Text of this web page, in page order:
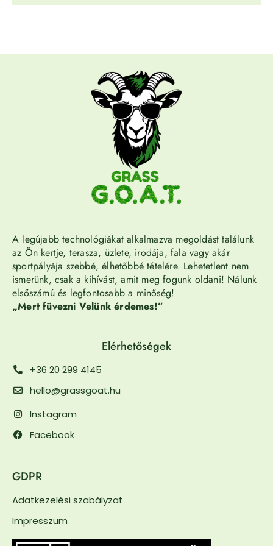
A legújabb technológiákat alkalmazva megoldást találunk
az Ön kertje, terasza, üzlete, irodája, fala vagy akár
sportpályája szebbé, élhetőbbé tételére. Lehetetlent nem
ismerünk, csak a kihívást, amit meg fogunk oldani! Nálunk
elsőszámú és legfontosabb a minőség!
„Mert füvezni Velünk érdemes!”
Elérhetőségek
+36 20 299 4145
hello@grassgoat.hu
Instagram
Facebook
GDPR
Adatkezelési szabályzat
Impresszum